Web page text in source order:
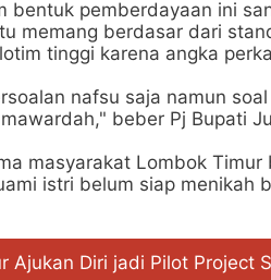
bentuk pemberdayaan ini
memang berdasar dari
tinggi karena angka
nafsu saja namun
beber Pj Bupati
masyarakat Lombok Timur
istri belum siap menikah
Ajukan Diri jadi Pilot Project